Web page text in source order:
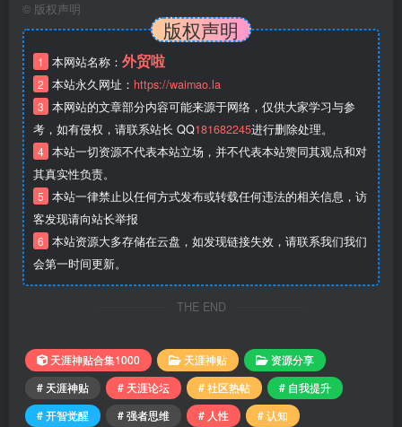
© 版权声明
版权声明
1 本网站名称： 外贸啦
2 本站永久网址： https://waimao.la
3 本网站的文章部分内容可能来源于网络，仅供大家学习与参
考，如有侵权，请联系站长 QQ181682245进行删除处理。
4 本站一切资源不代表本站立场，并不代表本站赞同其观点和对
其真实性负责。
5 本站一律禁止以任何方式发布或转载任何违法的相关信息，访
客发现请向站长举报
6 本站资源大多存储在云盘，如发现链接失效，请联系我们我们
会第一时间更新。
THE END
天涯神贴合集1000 天涯神贴
资源分享
# 天涯神贴
# 天涯论坛 # 社区热帖
# 自我提升
# 开智觉醒
# 强者思维 # 人性
# 认知